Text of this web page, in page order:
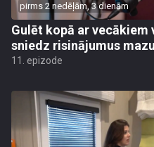
pirms 2 nedēļām, 3 dienām
Gulēt kopā ar vecākiem
sniedz risinājumus
11. epizode